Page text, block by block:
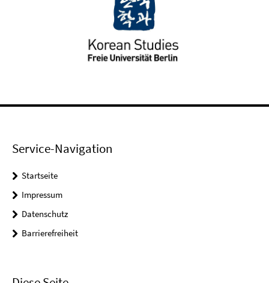
Service-Navigation
Startseite
Impressum
Datenschutz
Barrierefreiheit